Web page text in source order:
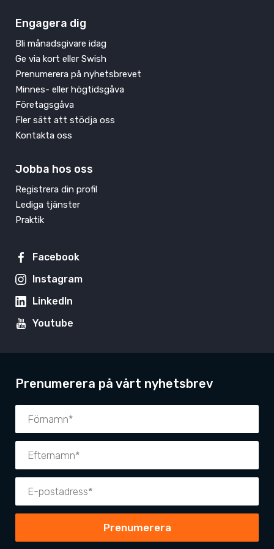
Engagera dig
Bli månadsgivare idag
Ge via kort eller Swish
Prenumerera på nyhetsbrevet
Minnes- eller högtidsgåva
Företagsgåva
Fler sätt att stödja oss
Kontakta oss
Jobba hos oss
Registrera din profil
Lediga tjänster
Praktik
Facebook
Instagram
LinkedIn
Youtube
Prenumerera på vårt nyhetsbrev